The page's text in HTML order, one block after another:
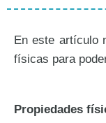
En este artículo
físicas para
Propiedades